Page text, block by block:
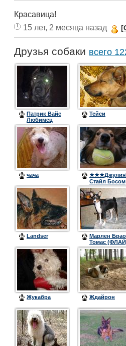
Красавица!
15 лет, 2 месяца назад
Друзья собаки всего
Патрик Вайс
Любимец
Графа /Раджа/
Тейси
чача
Стайл Босом
Френд
(Лаки)★★★
Landser
Марлен Брао
Томас
Жукабра Ждайрон